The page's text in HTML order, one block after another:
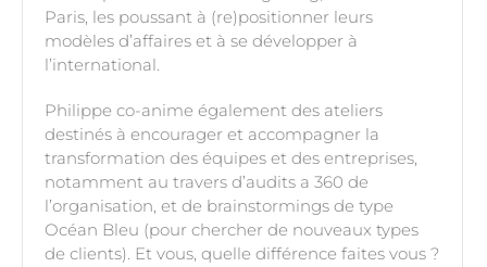
Paris, les poussant à (re)positionner leurs
modèles d’affaires et à se développer à
l’international.
Philippe co-anime également des ateliers
destinés à encourager et accompagner la
transformation des équipes et des entreprises,
notamment au travers d’audits a 360 de
l’organisation, et de brainstormings de type
Océan Bleu (pour chercher de nouveaux types
de clients). Et vous, quelle différence faites vous ?